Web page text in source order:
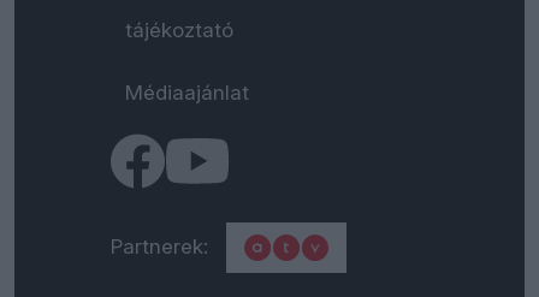
tájékoztató
Médiaajánlat
Partnerek: